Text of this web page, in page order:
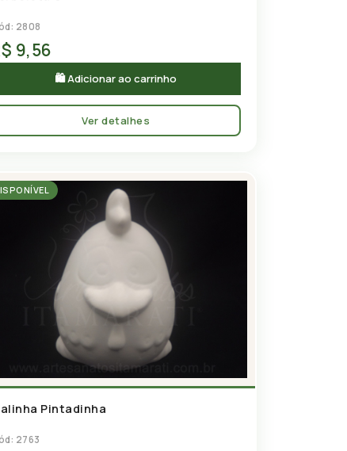
2808
9,56
🛍 Adicionar ao carrinho
Ver detalhes
Pintadinha
2763